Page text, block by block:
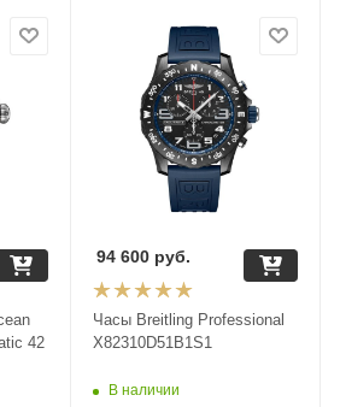
42
Часы Breitling Professional
X82310D51B1S1
В наличии
94 600руб.